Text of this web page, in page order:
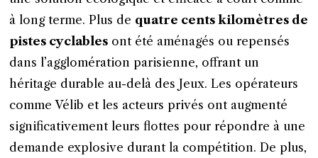
à long terme. Plus de quatre cents kilomètres de
pistes cyclables ont été aménagés ou repensés
dans l’agglomération parisienne, offrant un
héritage durable au-delà des Jeux. Les opérateurs
comme Vélib et les acteurs privés ont augmenté
significativement leurs flottes pour répondre à une
demande explosive durant la compétition. De plus,